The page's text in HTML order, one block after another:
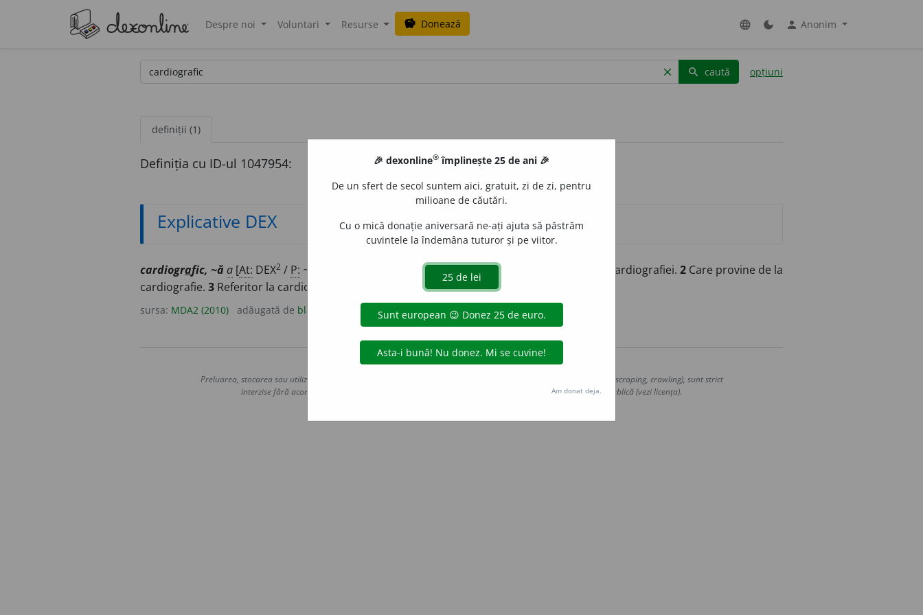
Despre noi Voluntari Resurse savings Donează language dark_mode person Anonim
clear search caută opțiuni
definiții (1)
Definiția cu ID-ul 1047954:
Explicative DEX
cardiografic, ~ă a [At: DEX2 / P: ~di-o~ frcardiographique Care aparține cardiografiei. 2 Care provine de la
cardiografie. 3 Referitor la cardiografie. Specific cardiografiei.
sursa: MDA2 (2010) adăugată de blaurb.
Copyright © 2004-2026 dexonline (https://dexonline.ro)
Preluarea, stocarea sau utilizarea datelor de pe acest site, inclusiv prin orice metode de extragere automată (web scraping, crawling), sunt strict
interzise fără acordul nostru prealabil scris, cu excepția seturilor de date oferite oficial spre utilizare publică (vezi licența).
🎉 dexonline® împlinește 25 de ani 🎉
De un sfert de secol suntem aici, gratuit, zi de zi, pentru
milioane de căutări.
Cu o mică donație aniversară ne-ați ajuta să păstrăm
cuvintele la îndemâna tuturor și pe viitor.
Am donat deja.